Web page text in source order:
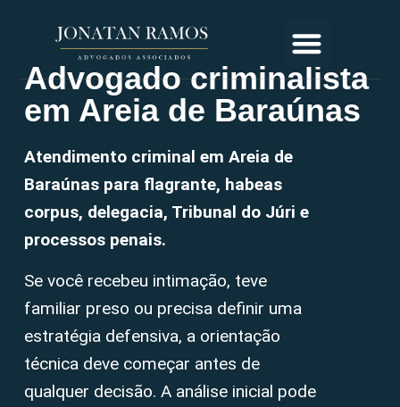
Advogado criminalista
em Areia de Baraúnas
Atendimento criminal em Areia de
Baraúnas para flagrante, habeas
corpus, delegacia, Tribunal do Júri e
processos penais.
Se você recebeu intimação, teve
familiar preso ou precisa definir uma
estratégia defensiva, a orientação
técnica deve começar antes de
qualquer decisão. A análise inicial pode